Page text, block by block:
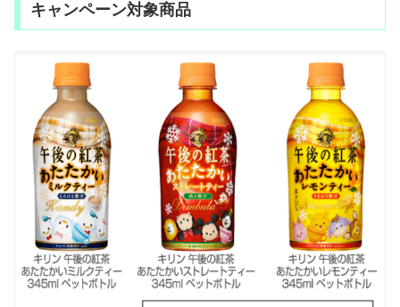
キャンペーン対象商品